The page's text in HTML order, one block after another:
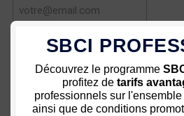
Prévenez-moi
En rupture de stock
SBCI
Découvrez le programme
profitez de tarifs
professionnels sur
ainsi que de conditions